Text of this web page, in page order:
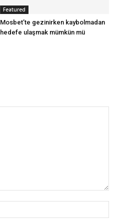
Featured
Mosbet’te gezinirken kaybolmadan
hedefe ulaşmak mümkün mü